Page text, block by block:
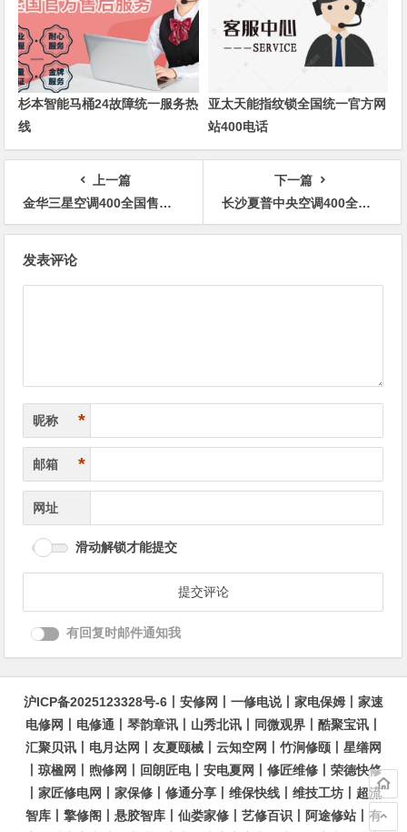
杉本智能马桶24故障统一服务热
线
亚太天能指纹锁全国统一官方网
站400电话
上一篇
金华三星空调400全国售后维修电话是多少
下一篇
长沙夏普中央空调400全国售后服务维修热线电话
发表评论
昵称 *
邮箱 *
网址
滑动解锁才能提交
有回复时邮件通知我
沪ICP备2025123328号-6 安修网 一修电说丨 家电保姆
家速
电修网
电修通 琴韵章讯 山秀北讯 同微观界 酷聚宝讯
汇聚贝讯
电月达网 友夏颐械 云知空网 竹涧修颐
星缮网
琼楹网 煦修网 回朗匠电丨 安电夏网 修匠维修
荣德快修
家匠修电网 家保修 修通分享 维保快线 维技工坊
超流
智库
擎修阁 悬胶智库 仙娄家修 艺修百识 阿途修站
有